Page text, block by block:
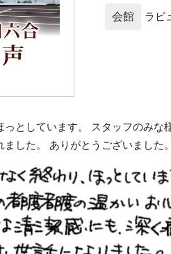
会館 ラビ
としています。 スタッフのみ
した。 ありがとうございました。